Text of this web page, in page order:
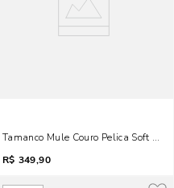
Dourado
Tamanco Mule Couro Pelica Soft
R$ 349,90